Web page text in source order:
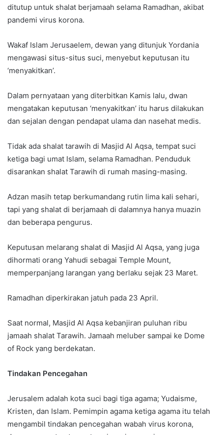
ditutup untuk shalat berjamaah selama Ramadhan, akibat
pandemi virus korona.
Wakaf Islam Jerusaelem, dewan yang ditunjuk Yordania
mengawasi situs-situs suci, menyebut keputusan itu
‘menyakitkan’.
Dalam pernyataan yang diterbitkan Kamis lalu, dwan
mengatakan keputusan ‘menyakitkan’ itu harus dilakukan
dan sejalan dengan pendapat ulama dan nasehat medis.
Tidak ada shalat tarawih di Masjid Al Aqsa, tempat suci
ketiga bagi umat Islam, selama Ramadhan. Penduduk
disarankan shalat Tarawih di rumah masing-masing.
Adzan masih tetap berkumandang rutin lima kali sehari,
tapi yang shalat di berjamaah di dalamnya hanya muazin
dan beberapa pengurus.
Keputusan melarang shalat di Masjid Al Aqsa, yang juga
dihormati orang Yahudi sebagai Temple Mount,
memperpanjang larangan yang berlaku sejak 23 Maret.
Ramadhan diperkirakan jatuh pada 23 April.
Saat normal, Masjid Al Aqsa kebanjiran puluhan ribu
jamaah shalat Tarawih. Jamaah meluber sampai ke Dome
of Rock yang berdekatan.
Tindakan Pencegahan
Jerusalem adalah kota suci bagi tiga agama; Yudaisme,
Kristen, dan Islam. Pemimpin agama ketiga agama itu telah
mengambil tindakan pencegahan wabah virus korona,